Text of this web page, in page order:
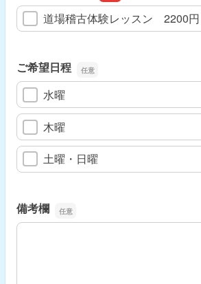
道場稽古体験レッスン 2200円
ご希望日程
水曜
木曜
土曜・日曜
備考欄
備考欄